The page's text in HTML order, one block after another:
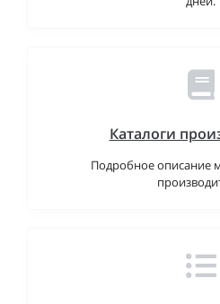
Каталоги
Подробное описание